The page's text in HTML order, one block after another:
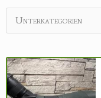
Unterkategorien